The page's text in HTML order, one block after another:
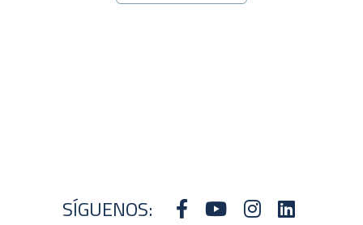
SÍGUENOS: